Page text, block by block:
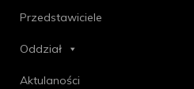
Przedstawiciele
Oddział
Aktulaności